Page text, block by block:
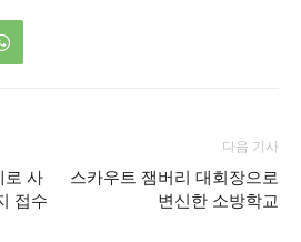
로 사
접수
다음 기사
스카우트 잼버리 대회장으로
변신한 소방학교